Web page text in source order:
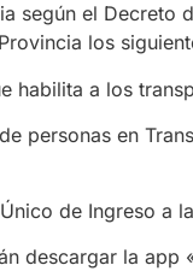
según el Decreto
los
habilita a los
personas en
de Ingreso a
descargar la